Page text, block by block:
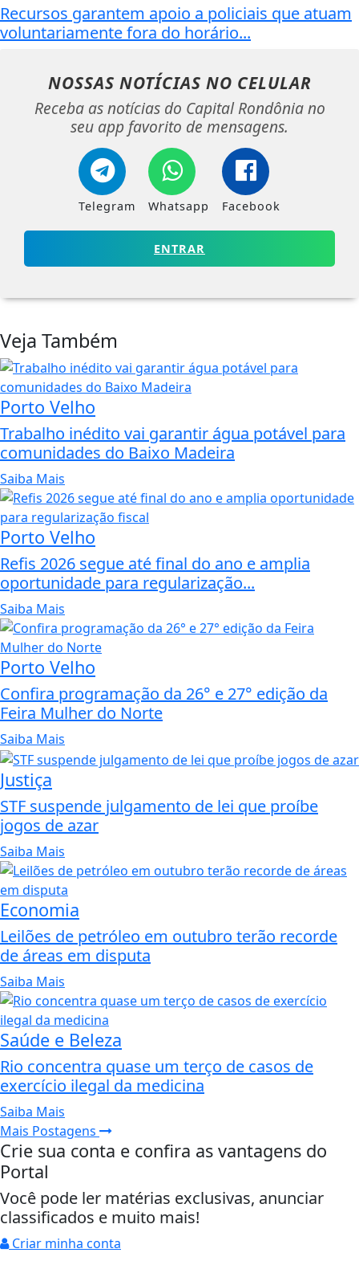
Recursos garantem apoio a policiais que atuam
voluntariamente fora do horário...
NOSSAS NOTÍCIAS NO CELULAR
Receba as notícias do Capital Rondônia no
seu app favorito de mensagens.
Telegram Whatsapp Facebook
ENTRAR
Veja Também
Porto Velho
Trabalho inédito vai garantir água potável para
comunidades do Baixo Madeira
Saiba Mais
Porto Velho
Refis 2026 segue até final do ano e amplia
oportunidade para regularização...
Saiba Mais
Porto Velho
Confira programação da 26° e 27° edição da
Feira Mulher do Norte
Saiba Mais
Justiça
STF suspende julgamento de lei que proíbe
jogos de azar
Saiba Mais
Economia
Leilões de petróleo em outubro terão recorde
de áreas em disputa
Saiba Mais
Saúde e Beleza
Rio concentra quase um terço de casos de
exercício ilegal da medicina
Saiba Mais
Mais Postagens
Crie sua conta e confira as vantagens do
Portal
Você pode ler matérias exclusivas, anunciar
classificados e muito mais!
Criar minha conta